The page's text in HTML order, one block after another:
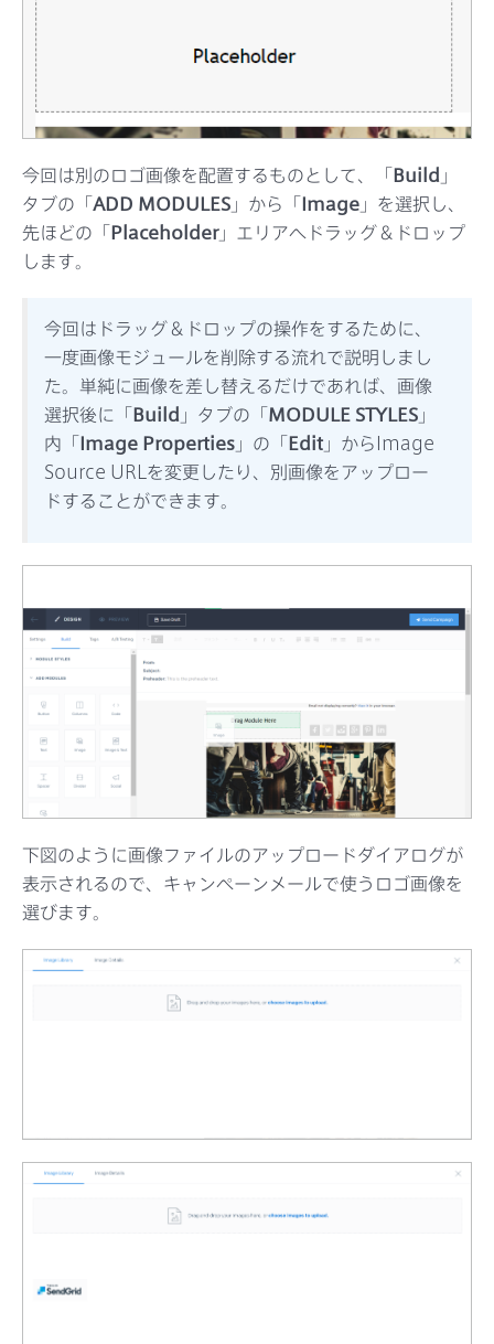
今回は別のロゴ画像を配置するものとして、「Build 」
タブの「ADD MODULES 」から「Image 」を選択し、
先ほどの「Placeholder」エリアへドラッグ＆ドロップ
します。
今回はドラッグ＆ドロップの操作をするために、
一度画像モジュールを削除する流れで説明しまし
た。単純に画像を差し替えるだけであれば、画像
選択後に「Build 」タブの「MODULE STYLES 」
内「Image Properties 」の「Edit 」からImage
Source URLを変更したり、別画像をアップロー
ドすることができます。
下図のように画像ファイルのアップロードダイアログが
表示されるので、キャンペーンメールで使うロゴ画像を
選びます。